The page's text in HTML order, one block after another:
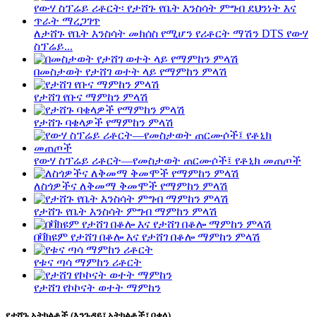
ለታሸጉ የቤት እንስሳት መክሰስ የሚሆን የሪቶርት ማሽን DTS የውሃ
ስፕሬይ...
በመስታወት የታሸገ ወተት ላይ የማምከን ምላሽ
የታሸገ የቡና ማምከን ምላሽ
የታሸጉ ባቄላዎች የማምከን ምላሽ
የውሃ ስፕሬይ ሪቶርት—የመስታወት ጠርሙሶች፤ የቶኒክ መጠጦች
ለስጎዎችና ለቅመማ ቅመሞች የማምከን ምላሽ
የታሸጉ የቤት እንስሳት ምግብ ማምከን ምላሽ
በቫክዩም የታሸገ በቆሎ እና የታሸገ በቆሎ ማምከን ምላሽ
የቱና ጣሳ ማምከን ሪቶርት
የታሸገ የኮኮናት ወተት ማምከን